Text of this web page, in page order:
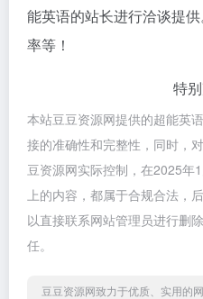
能英语的站长进行洽谈提
率等！
特
本站豆豆资源网提供的超能英
接的准确性和完整性，同时，
豆资源网实际控制，在2025年
上的内容，都属于合规合法，
以直接联系网站管理员进行删
任。
豆豆资源网致力于优质、实用的